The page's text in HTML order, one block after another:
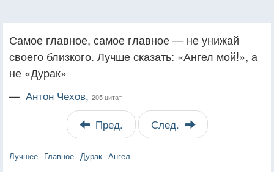
Самое главное, самое главное — не унижай
своего близкого. Лучше сказать: «Ангел мой!», а
не «Дурак»
— Антон Чехов, 205 цитат
Пред. След.
Лучшее Главное Дурак Ангел